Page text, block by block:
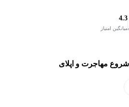
4.3
میانگین امتیاز
مهاجرت و اپلای